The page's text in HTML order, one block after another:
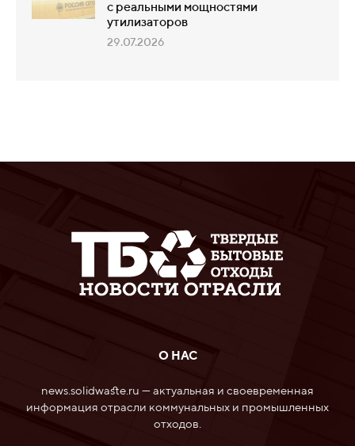
с реальными мощностями
утилизаторов
29.07.2026
О НАС
news.solidwaste.ru — актуальная и своевременная
информация отрасли коммунальных и промышленных
отходов.